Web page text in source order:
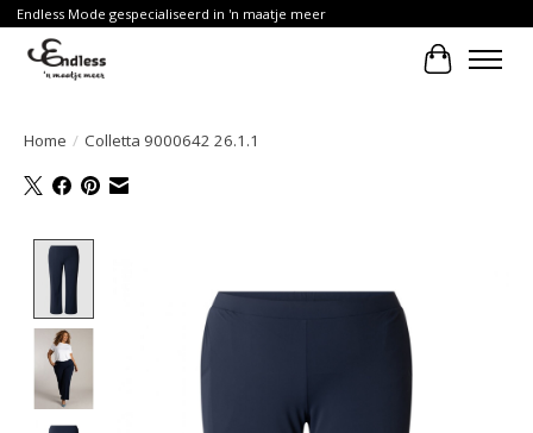
Endless Mode gespecialiseerd in 'n maatje meer
Home / Colletta 9000642 26.1.1